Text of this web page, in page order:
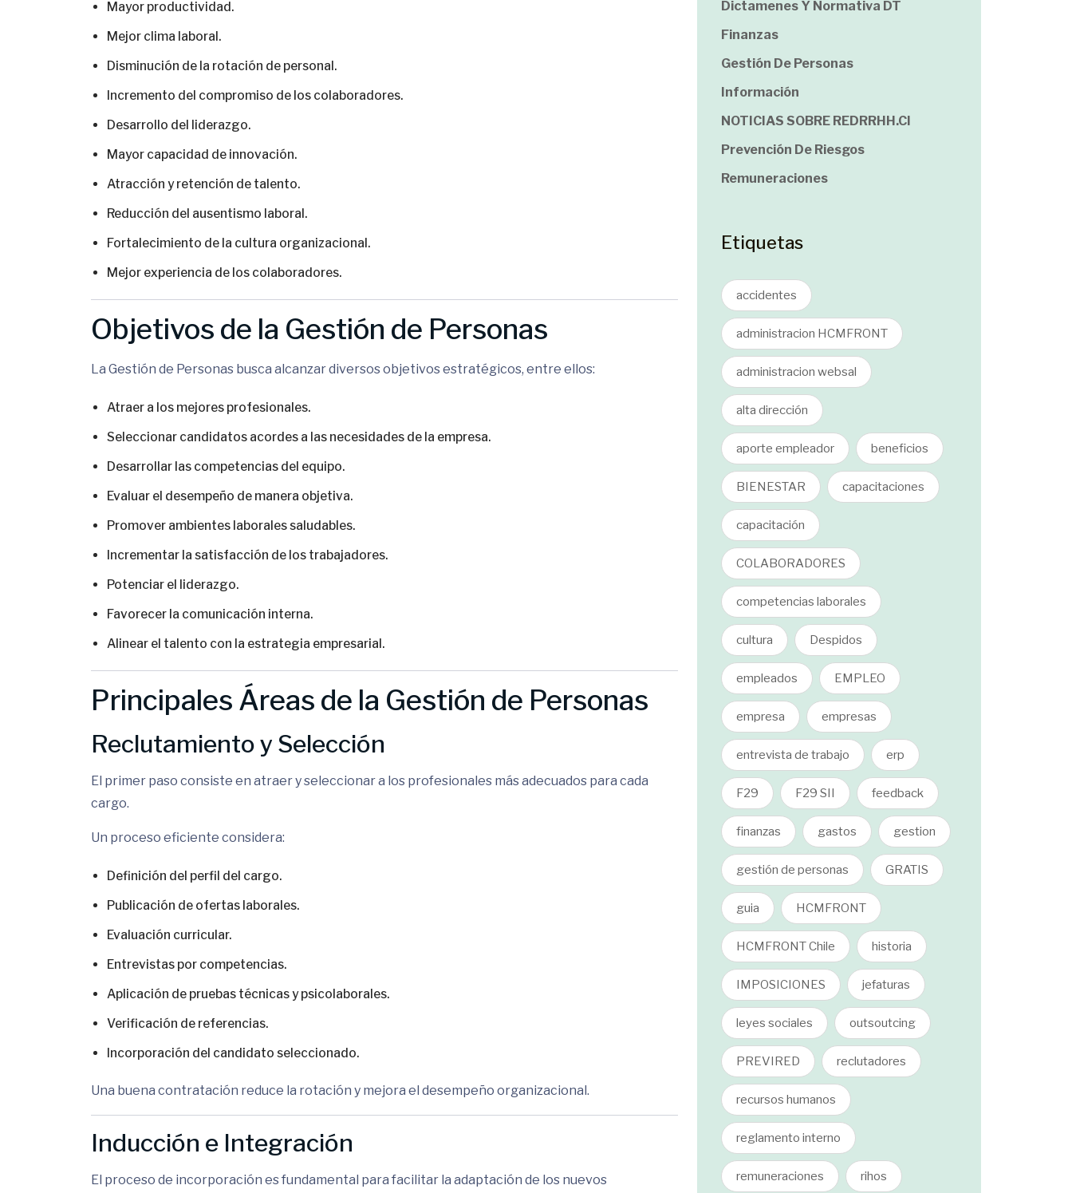
Mayor productividad.
Mejor clima laboral.
Disminución de la rotación de personal.
Incremento del compromiso de los colaboradores.
Desarrollo del liderazgo.
Mayor capacidad de innovación.
Atracción y retención de talento.
Reducción del ausentismo laboral.
Fortalecimiento de la cultura organizacional.
Mejor experiencia de los colaboradores.
Objetivos de la Gestión de Personas
La Gestión de Personas busca alcanzar diversos objetivos estratégicos, entre ellos:
Atraer a los mejores profesionales.
Seleccionar candidatos acordes a las necesidades de la empresa.
Desarrollar las competencias del equipo.
Evaluar el desempeño de manera objetiva.
Promover ambientes laborales saludables.
Incrementar la satisfacción de los trabajadores.
Potenciar el liderazgo.
Favorecer la comunicación interna.
Alinear el talento con la estrategia empresarial.
Principales Áreas de la Gestión de Personas
Reclutamiento y Selección
El primer paso consiste en atraer y seleccionar a los profesionales más adecuados para cada
cargo.
Un proceso eficiente considera:
Definición del perfil del cargo.
Publicación de ofertas laborales.
Evaluación curricular.
Entrevistas por competencias.
Aplicación de pruebas técnicas y psicolaborales.
Verificación de referencias.
Incorporación del candidato seleccionado.
Una buena contratación reduce la rotación y mejora el desempeño organizacional.
Inducción e Integración
El proceso de incorporación es fundamental para facilitar la adaptación de los nuevos
Dictamenes Y Normativa DT
Finanzas
Gestión De Personas
Información
NOTICIAS SOBRE REDRRHH.cl
Prevención De Riesgos
Remuneraciones
Etiquetas
accidentes
administracion HCMFRONT
administracion websal
alta dirección
aporte empleador beneficios
BIENESTAR capacitaciones
capacitación
COLABORADORES
competencias laborales
cultura Despidos
empleados EMPLEO
empresa empresas
entrevista de trabajo erp
F29 F29 SII feedback
finanzas gastos gestion
gestión de personas GRATIS
guia HCMFRONT
HCMFRONT Chile historia
IMPOSICIONES jefaturas
leyes sociales outsoutcing
PREVIRED reclutadores
recursos humanos
reglamento interno
remuneraciones rihos